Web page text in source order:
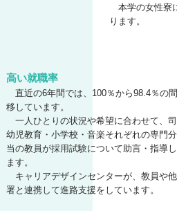
本学の女性寮
ります。
高い就職率
直近の6年間では、100％から98.4％の
移しています。
一人ひとりの状況や希望に合わせて、司
幼児教育・小学校・音楽それぞれの専門
当の教員が採用試験について助言・指導
ます。
キャリアデザインセンターが、教員や
署と連携して進路支援をしています。